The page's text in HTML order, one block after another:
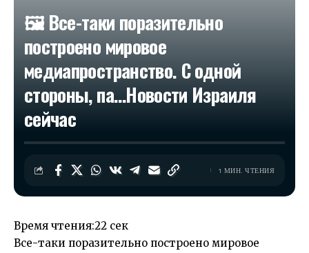
🖼 Все-таки поразительно
построено мировое
медиапространство. С одной
стороны, па…​Новости Израиля
сейчас
1 МИН. ЧТЕНИЯ
Время чтения:22 сек
Все-таки поразительно построено мировое